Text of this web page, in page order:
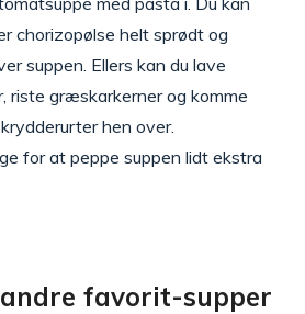
chorizopølse helt sprødt og
suppen. Ellers kan du lave
riste græskarkerner og komme
hen over.
for at peppe suppen lidt ekstra
favorit-supper